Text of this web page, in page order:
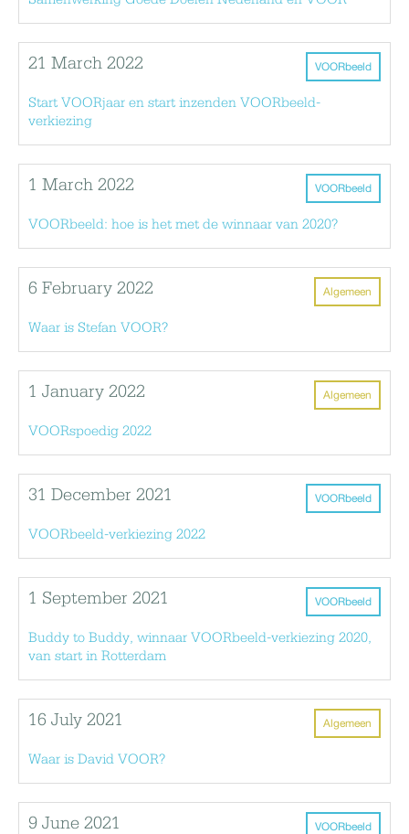
VOORbeeld
21 March 2022
Start VOORjaar en start inzenden VOORbeeld-
verkiezing
VOORbeeld
1 March 2022
VOORbeeld: hoe is het met de winnaar van 2020?
Algemeen
6 February 2022
Waar is Stefan VOOR?
Algemeen
1 January 2022
VOORspoedig 2022
VOORbeeld
31 December 2021
VOORbeeld-verkiezing 2022
VOORbeeld
1 September 2021
Buddy to Buddy, winnaar VOORbeeld-verkiezing 2020,
van start in Rotterdam
Algemeen
16 July 2021
Waar is David VOOR?
VOORbeeld
9 June 2021